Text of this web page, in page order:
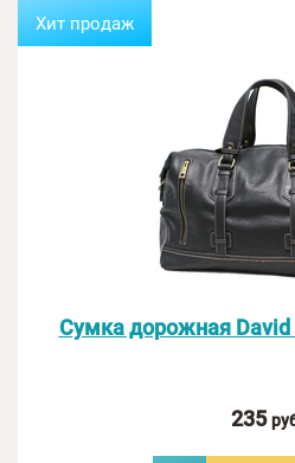
Введите текст с картинки:
Хит продаж
Сумка дорожная David
235